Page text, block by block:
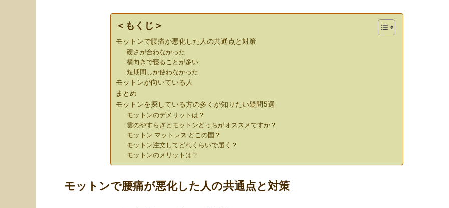
＜もくじ＞
モットンで腰痛が悪化した人の共通点と対策
硬さが合わなかった
横向きで寝ることが多い
短期間しか使わなかった
モットンが向いている人
まとめ
モットンを探している方の多くが知りたい疑問5選
モットンのデメリットは？
雲のやすらぎとモットンどっちがオススメですか？
モットン マットレス どこの国？
モットン注文してどれくらいで届く？
モットンのメリットは？
モットンで腰痛が悪化した人の共通点と対策